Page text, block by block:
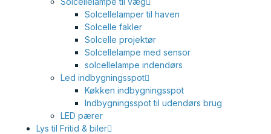
Solcellelamper til haven
Solcelle fakler
Solcelle projektør
Solcellelampe med sensor
solcellelampe indendørs
Led indbygningsspot
Køkken indbygningsspot
Indbygningsspot til udendørs brug
LED pærer
Lys til Fritid & biler